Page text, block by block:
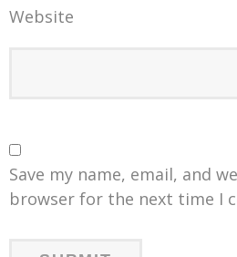
Website
Save my name, email, and
browser for the next time I